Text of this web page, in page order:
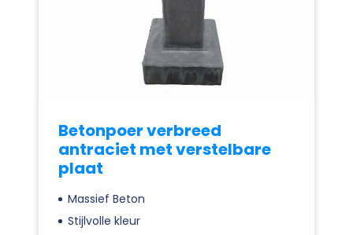
Betonpoer verbreed
antraciet met verstelbare
plaat
Massief Beton
Stijlvolle kleur